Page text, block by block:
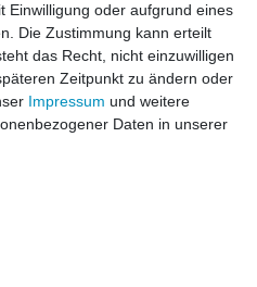
widerrufen Kontakt
Rechte vorbehalten.
Einwilligung oder aufgrund eines
Die Zustimmung kann erteilt
das Recht, nicht einzuwilligen
Zeitpunkt zu ändern oder
Impressum und weitere
Daten in unserer